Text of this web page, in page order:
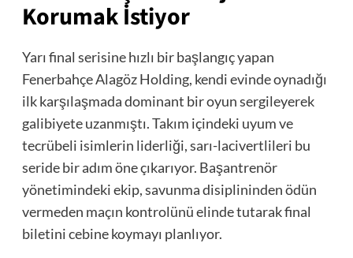
Korumak İstiyor
Yarı final serisine hızlı bir başlangıç yapan
Fenerbahçe Alagöz Holding, kendi evinde oynadığı
ilk karşılaşmada dominant bir oyun sergileyerek
galibiyete uzanmıştı. Takım içindeki uyum ve
tecrübeli isimlerin liderliği, sarı-lacivertlileri bu
seride bir adım öne çıkarıyor. Başantrenör
yönetimindeki ekip, savunma disiplininden ödün
vermeden maçın kontrolünü elinde tutarak final
biletini cebine koymayı planlıyor.